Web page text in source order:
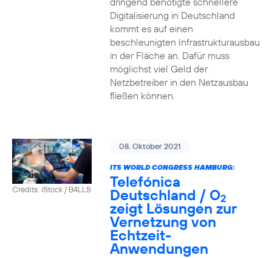
Digitalisierung in Deutschland
kommt es auf einen
beschleunigten Infrastrukturausbau
in der Fläche an. Dafür muss
möglichst viel Geld der
Netzbetreiber in den Netzausbau
fließen können.
Credits: iStock / B4LLS
08. Oktober 2021
ITS WORLD CONGRESS HAMBURG:
Telefónica
Deutschland / O2
zeigt Lösungen zur
Vernetzung von
Echtzeit-
Anwendungen